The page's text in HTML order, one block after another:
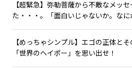
【超緊急】弥勒菩薩から不敵なメッ
た・・・。「面白いじゃないか。なに
【めっちゃシンプル】エゴの正体と
「世界のヘイポー」を思い出せ！